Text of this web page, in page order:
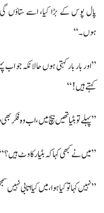
پال پوس کے بڑا کیا، اسے ستاؤں
ہوں۔‘‘
’’اور بار بار کہتی ہوں حالانکہ جو
کہتے ہیں!‘‘
’’پہلے تو بٹیا تھیں بیچ میں، اب وہ فکر
’’میں نے کبھی کہا کہ بٹیا رکاوٹ
’’نہیں کہا تو کیا ہوا، میں کیا اتا بی نہیں